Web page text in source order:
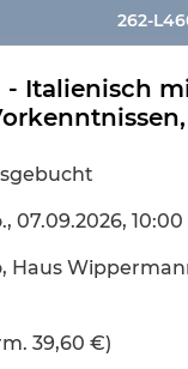
262-
- Italienisch
, 07.09.2026, 10:00
Haus
39,60 €)